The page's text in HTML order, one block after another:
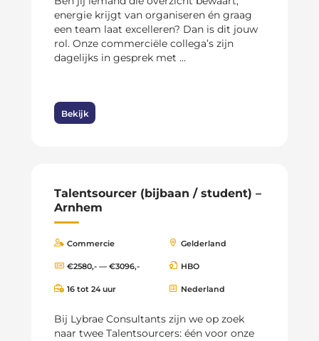
energie krijgt van organiseren én graag
een team laat excelleren? Dan is dit jouw
rol. Onze commerciële collega’s zijn
dagelijks in gesprek met ...
Bekijk
Talentsourcer (bijbaan / student) –
Arnhem
Commercie Gelderland
€2580,- — €3096,- HBO
16 tot 24 uur Nederland
Bij Lybrae Consultants zijn we op zoek
naar twee Talentsourcers: één voor onze